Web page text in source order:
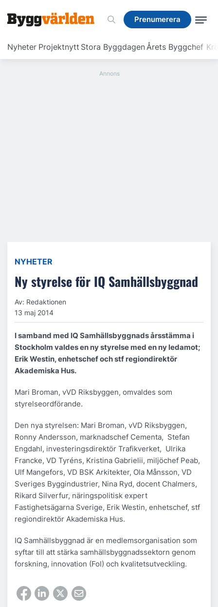
Prenumerera
Nyheter Projektnytt Stora ByggdagenÅrets Byggchef
Prenumerera
NYHETER
Ny styrelse för IQ Samhällsbyggnad
Av: Redaktionen
13 maj 2014
I samband med IQ Samhällsbyggnads årsstämma i
Stockholm valdes en ny styrelse med en ny ledamot;
Erik Westin, enhetschef och stf regiondirektör
Akademiska Hus.
Mari Broman, vVD Riksbyggen, omvaldes som
styrelseordförande.
Den nya styrelsen: Mari Broman, vVD Riksbyggen,
Ronny Andersson, marknadschef Cementa, Stefan
Engdahl, investeringsdirektör Trafikverket, Ulrika
Francke, VD Tyréns, Kristina Gabrielii, miljöchef Peab,
Ulf Mangefors, VD BSK Arkitekter, Ola Månsson, VD
Sveriges Byggindustrier, Nina Ryd, docent Chalmers,
Rikard Silverfur, näringspolitisk expert
Fastighetsägarna Sverige, Erik Westin, enhetschef, stf
regiondirektör Akademiska Hus.
IQ Samhällsbyggnad är en medlemsorganisation som
syftar till att stärka samhällsbyggnadssektorn genom
forskning, innovation (FoI) och kvalitetsutveckling.